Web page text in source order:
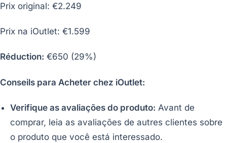
Prix original: €2.249
Prix na iOutlet: €1.599
Réduction: €650 (29%)
Conseils para Acheter chez iOutlet:
Verifique as avaliações do produto: Avant de
comprar, leia as avaliações de autres clientes sobre
o produto que você está interessado.